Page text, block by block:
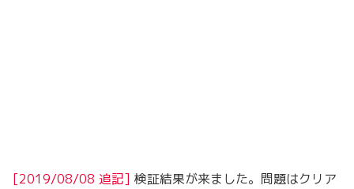
[2019/08/08 追記] 検証結果が来ました。問題はクリア